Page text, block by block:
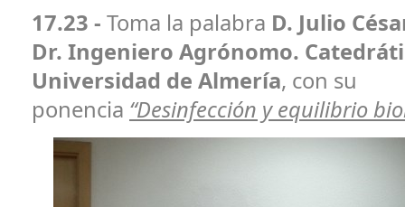
17.23 - Toma la palabra D. Julio
Dr. Ingeniero Agrónomo.
Universidad de Almería, con su
ponencia “Desinfección y equilibrio